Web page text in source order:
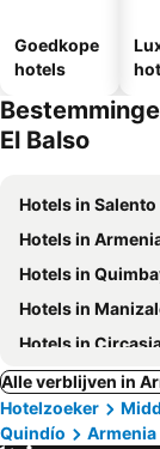
Goedkope
hotels
El Balso
Hotels in Salento
Hotels in
Hotels in
Hotels in
Hotels in
Alle verblijven in
Hotelzoeker
Quindío
Armenia